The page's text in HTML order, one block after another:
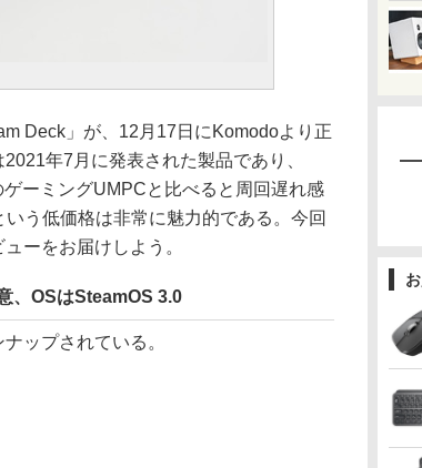
Deck」が、12月17日にKomodoより正
年7月に発表された製品であり、
ーミングUMPCと比べると周回遅れ感
う低価格は非常に魅力的である。今回
ーをお届けしよう。
、OSはSteamOS 3.0
ップされている。